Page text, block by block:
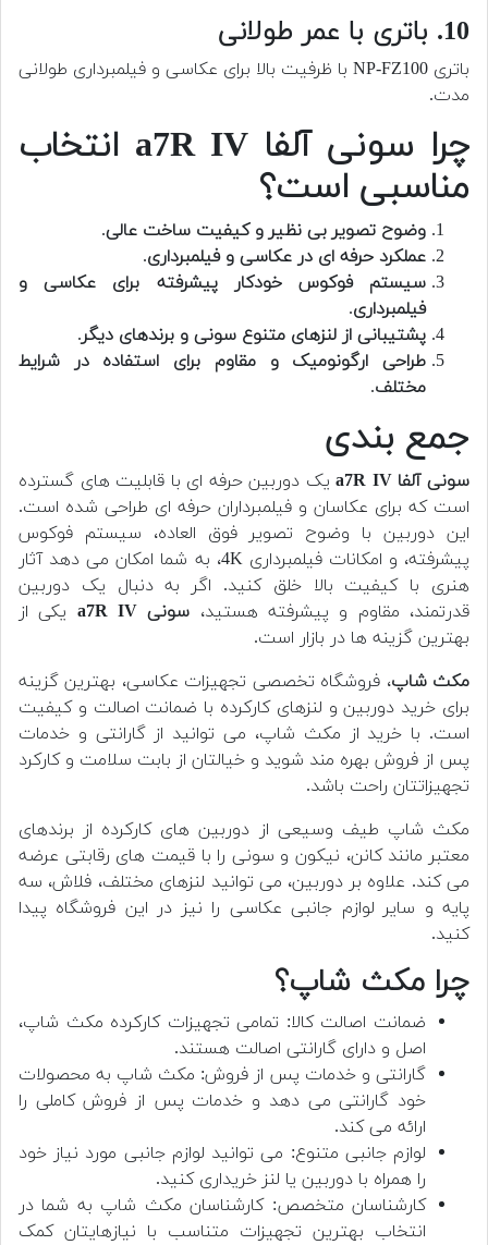
10. باتری با عمر طولانی
باتری NP-FZ100 با ظرفیت بالا برای عکاسی و فیلمبرداری طولانی
مدت.
چرا سونی آلفا a7R IV انتخاب
مناسبی است؟
وضوح تصویر بی نظیر و کیفیت ساخت عالی.
عملکرد حرفه ای در عکاسی و فیلمبرداری.
سیستم فوکوس خودکار پیشرفته برای عکاسی و
فیلمبرداری.
پشتیبانی از لنزهای متنوع سونی و برندهای دیگر.
طراحی ارگونومیک و مقاوم برای استفاده در شرایط
مختلف.
جمع بندی
سونی آلفا a7R IV
یک دوربین حرفه ای با قابلیت های گسترده
است که برای عکاسان و فیلمبرداران حرفه ای طراحی شده است.
این دوربین با وضوح تصویر فوق العاده، سیستم فوکوس
پیشرفته، و امکانات فیلمبرداری 4K، به شما امکان می دهد آثار
هنری با کیفیت بالا خلق کنید. اگر به دنبال یک دوربین
قدرتمند، مقاوم و پیشرفته هستید، سونی a7R IV
یکی از
بهترین گزینه ها در بازار است.
مکث شاپ، فروشگاه تخصصی تجهیزات عکاسی، بهترین گزینه
برای خرید دوربین و لنزهای کارکرده با ضمانت اصالت و کیفیت
است. با خرید از مکث شاپ، می توانید از گارانتی و خدمات
پس از فروش بهره مند شوید و خیالتان از بابت سلامت و کارکرد
تجهیزاتتان راحت باشد.
مکث شاپ طیف وسیعی از دوربین های کارکرده از برندهای
معتبر مانند کانن، نیکون و سونی را با قیمت های رقابتی عرضه
می کند. علاوه بر دوربین، می توانید لنزهای مختلف، فلاش، سه
پایه و سایر لوازم جانبی عکاسی را نیز در این فروشگاه پیدا
کنید.
چرا مکث شاپ؟
ضمانت اصالت کالا: تمامی تجهیزات کارکرده مکث شاپ،
اصل و دارای گارانتی اصالت هستند.
گارانتی و خدمات پس از فروش: مکث شاپ به محصولات
خود گارانتی می دهد و خدمات پس از فروش کاملی را
ارائه می کند.
لوازم جانبی متنوع: می توانید لوازم جانبی مورد نیاز خود
را همراه با دوربین یا لنز خریداری کنید.
کارشناسان متخصص: کارشناسان مکث شاپ به شما در
انتخاب بهترین تجهیزات متناسب با نیازهایتان کمک